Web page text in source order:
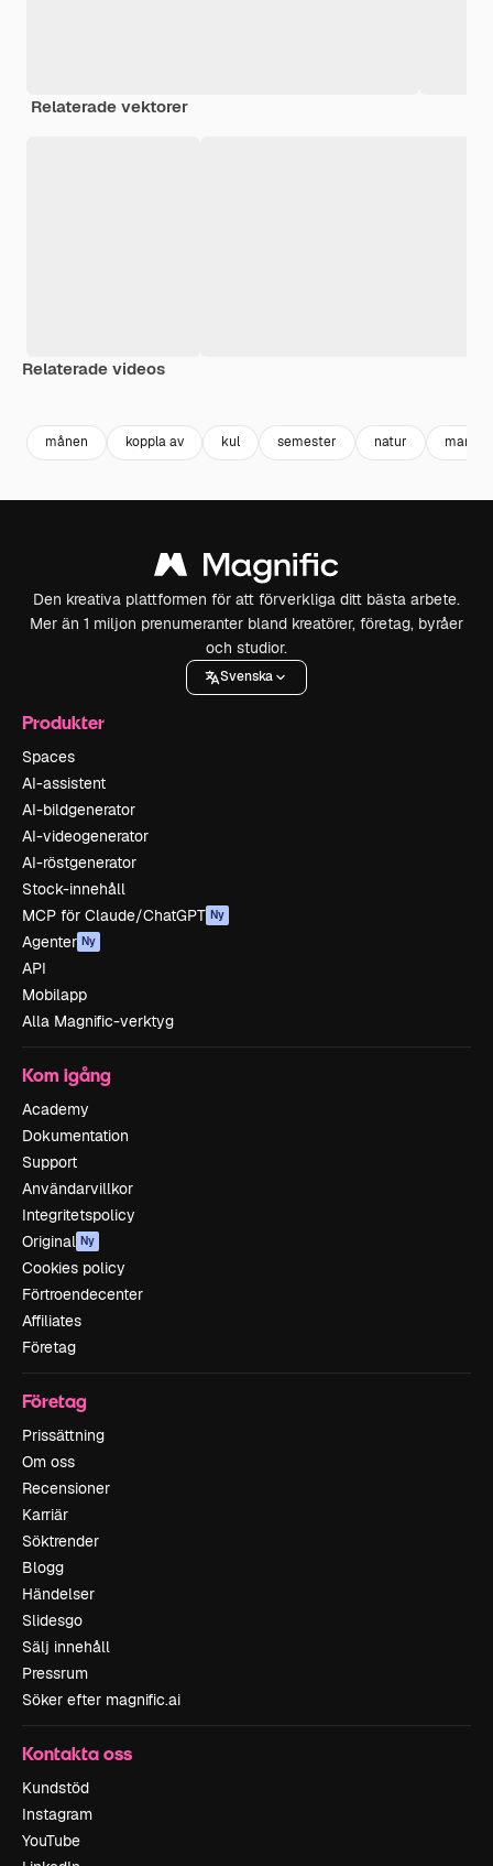
Relaterade vektorer
Relaterade videos
månen koppla av kul semester natur man
Den kreativa plattformen för att förverkliga ditt bästa arbete.
Mer än 1 miljon prenumeranter bland kreatörer, företag, byråer
och studior.
Svenska
Produkter
Spaces
AI-assistent
AI-bildgenerator
AI-videogenerator
AI-röstgenerator
Stock-innehåll
MCP för Claude/ChatGPT Ny
Agenter Ny
API
Mobilapp
Alla Magnific-verktyg
Kom igång
Academy
Dokumentation
Support
Användarvillkor
Integritetspolicy
Original Ny
Cookies policy
Förtroendecenter
Affiliates
Företag
Företag
Prissättning
Om oss
Recensioner
Karriär
Söktrender
Blogg
Händelser
Slidesgo
Sälj innehåll
Pressrum
Söker efter magnific.ai
Kontakta oss
Kundstöd
Instagram
YouTube